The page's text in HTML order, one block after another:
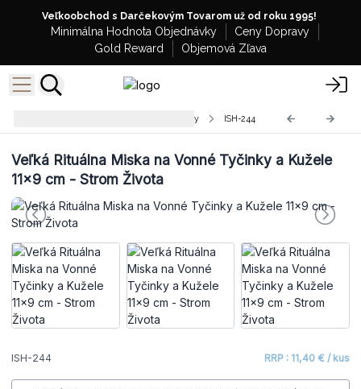
Veľkoobchod s Darčekovým Tovarom už od roku 1995!
Minimálna Hodnota Objednávky
Ceny Dopravy
Gold Reward
Objemová Zľava
Drevené Stojany Na Vonné Tyčinky ISH-244
Veľká Rituálna Miska na Vonné Tyčinky a Kužele
11x9 cm - Strom Života
ISH-244 RRP : 11,40 € / kus